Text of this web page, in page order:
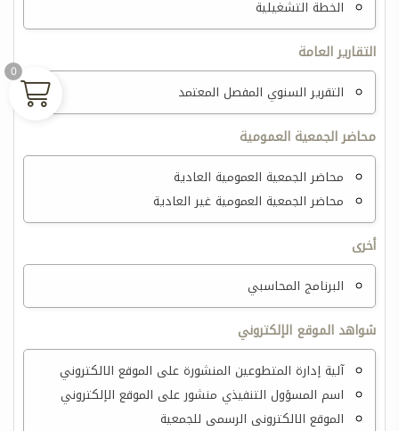
الخطة التشغيلية
التقارير العامة
التقرير السنوي المفصل المعتمد
محاضر الجمعية العمومية
محاضر الجمعية العمومية العادية
محاضر الجمعية العمومية غير العادية
أخرى
البرنامج المحاسبي
شواهد الموقع الإلكتروني
آلية إدارة المتطوعين المنشورة على الموقع الالكتروني
اسم المسؤول التنفيذي منشور على الموقع الإلكتروني
الموقع الالكترونى الرسمى للجمعية
0